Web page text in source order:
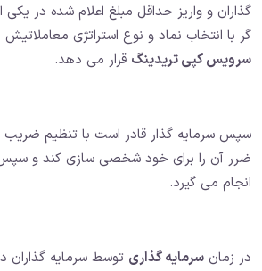
گذاران و واریز حداقل مبلغ اعلام شده در یکی
گر با انتخاب نماد و نوع استراتژی
سرویس کپی تریدینگ قرار می دهد.
سپس سرمایه گذار قادر است با تنظیم
ضرر آن را برای خود شخصی سازی کند و
انجام می گیرد.
در زمان سرمایه گذاری توسط سرمایه